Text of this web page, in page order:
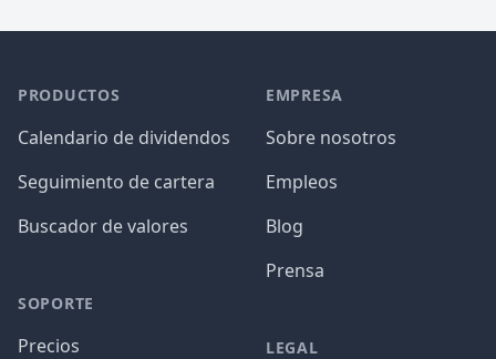
PRODUCTOS
Calendario de dividendos
Seguimiento de cartera
Buscador de valores
SOPORTE
Precios
EMPRESA
Sobre nosotros
Empleos
Blog
Prensa
LEGAL